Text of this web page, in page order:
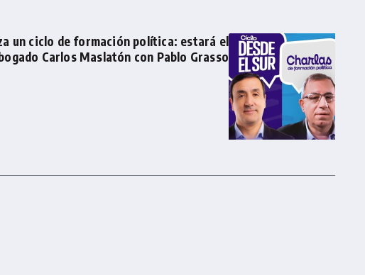
un ciclo de formación política: estará el
Carlos Maslatón con Pablo Grasso